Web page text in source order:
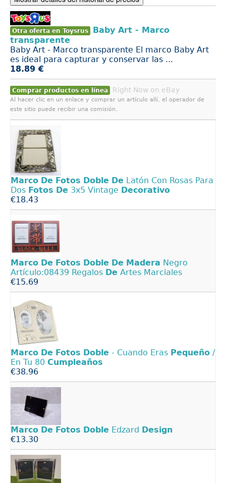
Otra oferta en Toysrus
Baby Art - Marco
transparente
Baby Art - Marco transparente El marco Baby Art
es ideal para capturar y conservar las ...
18.89 €
Comprar productos en línea Right Now on eBay
Al hacer clic en un enlace y comprar un artículo allí, el operador de
este sitio puede recibir una comisión.
Marco De Fotos Doble De Latón Con Rosas Para
Dos Fotos De 3x5 Vintage Decorativo
€18.43
Marco De Fotos Doble De Madera Negro
Artículo:08439 Regalos De Artes Marciales
€15.69
Marco De Fotos Doble - Cuando Eras Pequeño /
En Tu 80 Cumpleaños
€38.96
Marco De Fotos Doble Edzard Design
€13.30